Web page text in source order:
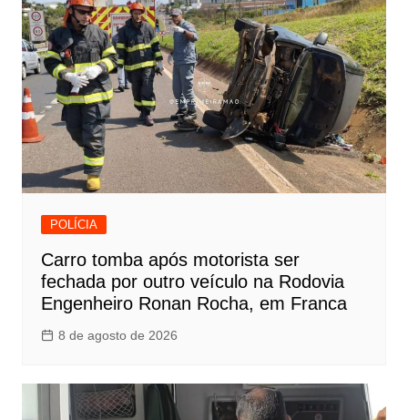
POLÍCIA
Carro tomba após motorista ser
fechada por outro veículo na Rodovia
Engenheiro Ronan Rocha, em Franca
8 de agosto de 2026